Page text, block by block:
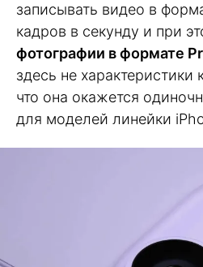
записывать видео в
кадров в секунду и при
фотографии в формате
здесь не характеристики
что она окажется
для моделей линейки